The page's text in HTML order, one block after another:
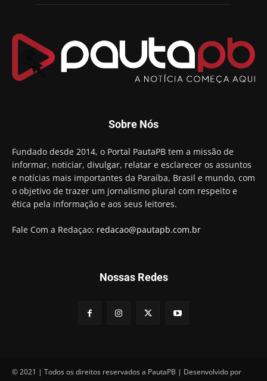
Chapa dos sonhos: Cícero agradece a Galdino,
Arthur Lira parabeniza Karla Pimentel por sua
reeleição em Conde
00:23
Aguinaldo Ribeiro destaca apoio do PP a Hugo
preso e faz vídeo na cadeia
Hugo Motta retira projeto que permitia bancos
"confiscar" dinheiro de clientes
01:49
Descaso da gestão Panta deixa crianças e
professoras 'ilhadas' em creche
00:16
Sobre Nós
Fundado desde 2014, o Portal PautaPB tem a missão de
informar, noticiar, divulgar, relatar e esclarecer os assuntos
e notícias mais importantes da Paraíba, Brasil e mundo, com
o objetivo de trazer um jornalismo plural com respeito e
ética pela informação e aos seus leitores.
Fale Com a Redaçao: redacao@pautapb.com.br
Nossas Redes
© 2021 | Todos os direitos reservados a PautaPB | Desenvolvido por